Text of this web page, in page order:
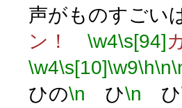
声がものすごい
ン！ \w4\s[94]
\w4\s[10]\w9\h\n
ひの\n ひ\n ひ